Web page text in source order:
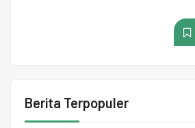
Berita Terpopuler